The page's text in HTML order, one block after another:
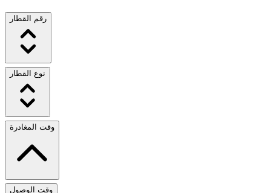
رقم القطار
نوع القطار
وقت المغادرة
وقت الوصول